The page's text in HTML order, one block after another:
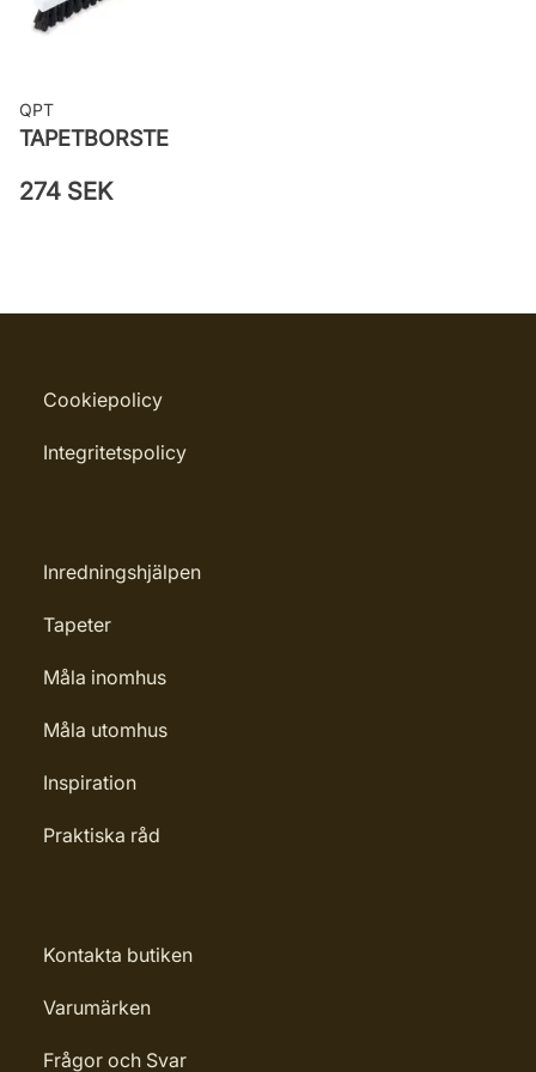
QPT
TAPETBORSTE
274 SEK
Cookiepolicy
Integritetspolicy
Inredningshjälpen
Tapeter
Måla inomhus
Måla utomhus
Inspiration
Praktiska råd
Kontakta butiken
Varumärken
Frågor och Svar